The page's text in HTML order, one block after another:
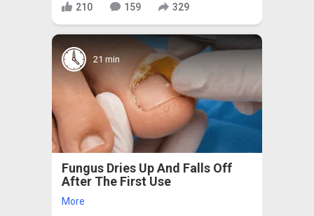
210 159 329
21 min
Fungus Dries Up And Falls Off
After The First Use
More